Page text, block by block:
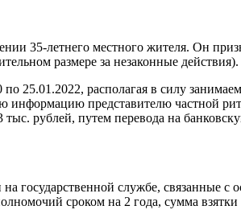
35-летнего местного жителя. Он
размере за незаконные действия).
25.01.2022, располагая в силу
информацию представителю частной
рублей, путем перевода на
государственной службе, связанные с
сроком на 2 года, сумма взятки